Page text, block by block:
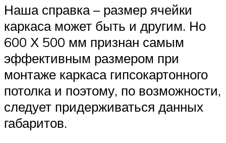
Наша справка – размер ячейки
каркаса может быть и другим. Но
600 Х 500 мм признан самым
эффективным размером при
монтаже каркаса гипсокартонного
потолка и поэтому, по возможности,
следует придерживаться данных
габаритов.